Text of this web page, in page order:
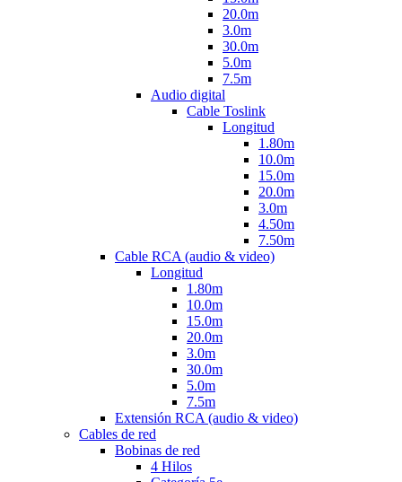
20.0m
3.0m
30.0m
5.0m
7.5m
Audio digital
Cable Toslink
Longitud
1.80m
10.0m
15.0m
20.0m
3.0m
4.50m
7.50m
Cable RCA (audio & video)
Longitud
1.80m
10.0m
15.0m
20.0m
3.0m
30.0m
5.0m
7.5m
Extensión RCA (audio & video)
Cables de red
Bobinas de red
4 Hilos